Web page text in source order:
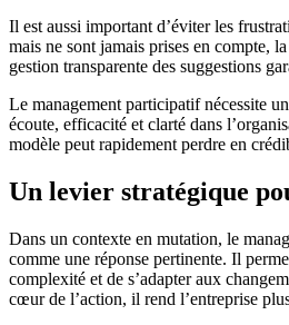
Il est aussi important d’éviter les
mais ne sont jamais prises en compte,
gestion transparente des suggestions
Le management participatif nécessite
écoute, efficacité et clarté dans
modèle peut rapidement perdre en
Un levier stratégique
Dans un contexte en mutation, le
comme une réponse pertinente. Il
complexité et de s’adapter aux
cœur de l’action, il rend l’entreprise